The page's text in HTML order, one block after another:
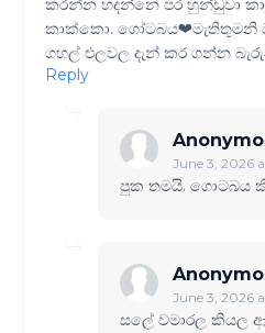
කාක්කො. ගෝටබය❤මැතිතුමනි
ගහල් එලවල දැන් කර ගන්න
Reply
June 3, 2026
පුක තමයි. ගොටබය
June 3, 2026
සලේ වමාරල කියල